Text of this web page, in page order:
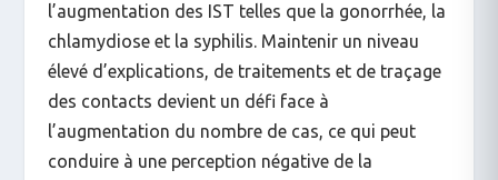
l’augmentation des IST telles que la gonorrhée, la
chlamydiose et la syphilis. Maintenir un niveau
élevé d’explications, de traitements et de traçage
des contacts devient un défi face à
l’augmentation du nombre de cas, ce qui peut
conduire à une perception négative de la